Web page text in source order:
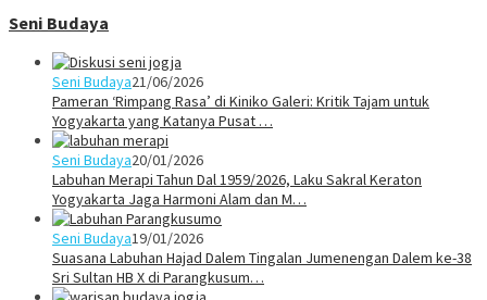
Seni Budaya
Seni Budaya21/06/2026
Pameran ‘Rimpang Rasa’ di Kiniko Galeri: Kritik Tajam untuk
Yogyakarta yang Katanya Pusat …
Seni Budaya20/01/2026
Labuhan Merapi Tahun Dal 1959/2026, Laku Sakral Keraton
Yogyakarta Jaga Harmoni Alam dan M…
Seni Budaya19/01/2026
Suasana Labuhan Hajad Dalem Tingalan Jumenengan Dalem ke-38
Sri Sultan HB X di Parangkusum…